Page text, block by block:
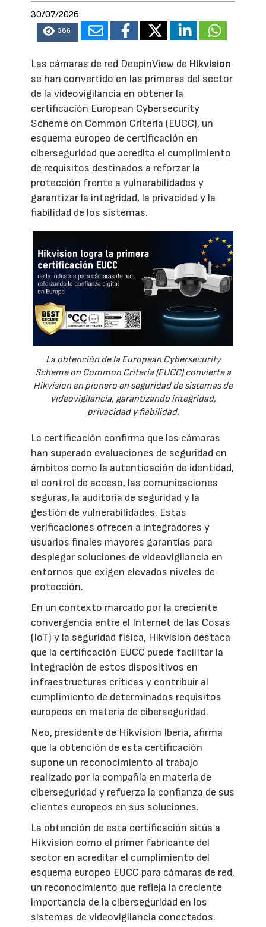
30/07/2026
386
Las cámaras de red DeepinView de Hikvision
se han convertido en las primeras del sector
de la videovigilancia en obtener la
certificación European Cybersecurity
Scheme on Common Criteria (EUCC), un
esquema europeo de certificación en
ciberseguridad que acredita el cumplimiento
de requisitos destinados a reforzar la
protección frente a vulnerabilidades y
garantizar la integridad, la privacidad y la
fiabilidad de los sistemas.
La obtención de la European Cybersecurity
Scheme on Common Criteria (EUCC) convierte a
Hikvision en pionero en seguridad de sistemas de
videovigilancia, garantizando integridad,
privacidad y fiabilidad.
La certificación confirma que las cámaras
han superado evaluaciones de seguridad en
ámbitos como la autenticación de identidad,
el control de acceso, las comunicaciones
seguras, la auditoría de seguridad y la
gestión de vulnerabilidades. Estas
verificaciones ofrecen a integradores y
usuarios finales mayores garantías para
desplegar soluciones de videovigilancia en
entornos que exigen elevados niveles de
protección.
En un contexto marcado por la creciente
convergencia entre el Internet de las Cosas
(IoT) y la seguridad física, Hikvision destaca
que la certificación EUCC puede facilitar la
integración de estos dispositivos en
infraestructuras críticas y contribuir al
cumplimiento de determinados requisitos
europeos en materia de ciberseguridad.
Neo, presidente de Hikvision Iberia, afirma
que la obtención de esta certificación
supone un reconocimiento al trabajo
realizado por la compañía en materia de
ciberseguridad y refuerza la confianza de sus
clientes europeos en sus soluciones.
La obtención de esta certificación sitúa a
Hikvision como el primer fabricante del
sector en acreditar el cumplimiento del
esquema europeo EUCC para cámaras de red,
un reconocimiento que refleja la creciente
importancia de la ciberseguridad en los
sistemas de videovigilancia conectados.